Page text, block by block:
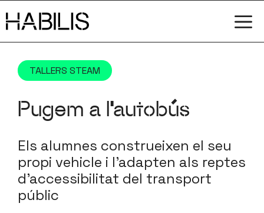
al
TALLERS STEAM
Pugem a l’autobús
Els alumnes construeixen el seu
propi vehicle i l'adapten als reptes
d'accessibilitat del transport
públic